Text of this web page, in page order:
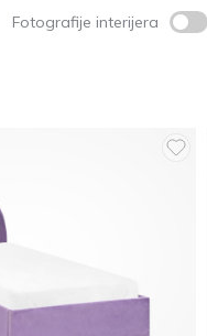
Fotografije interijera